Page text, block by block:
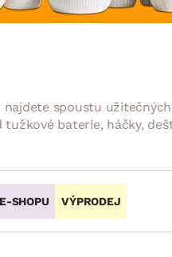
VÁNOCE
doplňky
spoustu
baterie, háčky,
SHOPU VÝPRODEJ